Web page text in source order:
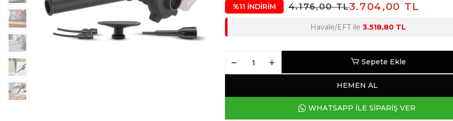
%11 İNDİRİM 4.176,00 TL3.704,00 TL
Havale/EFT ile3.518,80 TL
Sepete Ekle
HEMEN AL
WHATSAPP İLE SİPARİŞ VER